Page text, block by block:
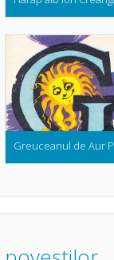
Greuceanul de Aur